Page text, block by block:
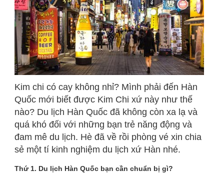
Kim chi có cay không nhỉ? Mình phải đến Hàn
Quốc mới biết được Kim Chi xứ này như thế
nào? Du lịch Hàn Quốc đã không còn xa lạ và
quá khó đối với những bạn trẻ năng động và
đam mê du lịch. Hè đã về rồi phòng vé xin chia
sẻ một tí kinh nghiệm du lịch xứ Hàn nhé.
Thứ 1. Du lịch Hàn Quốc bạn cần chuẩn bị gì?